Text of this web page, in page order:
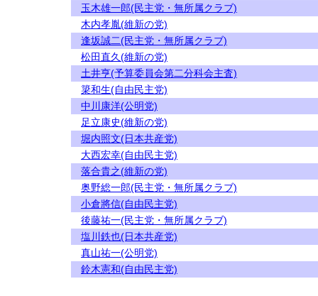
玉木雄一郎(民主党・無所属クラブ)
木内孝胤(維新の党)
逢坂誠二(民主党・無所属クラブ)
松田直久(維新の党)
土井亨(予算委員会第二分科会主査)
簗和生(自由民主党)
中川康洋(公明党)
足立康史(維新の党)
堀内照文(日本共産党)
大西宏幸(自由民主党)
落合貴之(維新の党)
奥野総一郎(民主党・無所属クラブ)
小倉將信(自由民主党)
後藤祐一(民主党・無所属クラブ)
塩川鉄也(日本共産党)
真山祐一(公明党)
鈴木憲和(自由民主党)